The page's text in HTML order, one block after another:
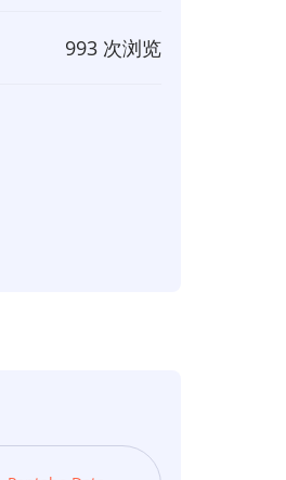
993 次浏览